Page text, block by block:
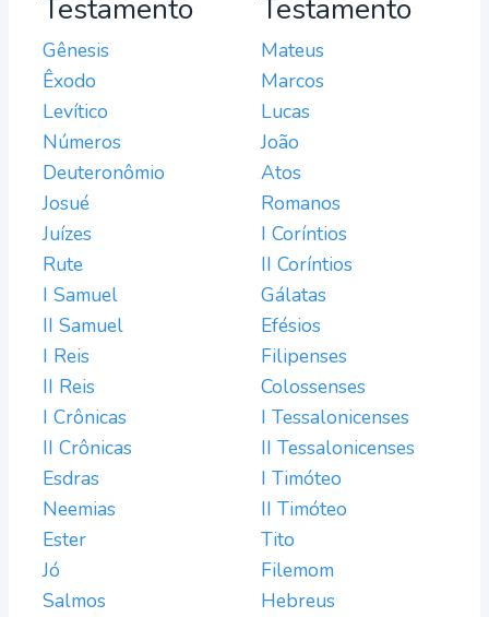
Testamento
Gênesis
Êxodo
Levítico
Números
Deuteronômio
Josué
Juízes
Rute
I Samuel
II Samuel
I Reis
II Reis
I Crônicas
II Crônicas
Esdras
Neemias
Ester
Jó
Salmos
Testamento
Mateus
Marcos
Lucas
João
Atos
Romanos
I Coríntios
II Coríntios
Gálatas
Efésios
Filipenses
Colossenses
I Tessalonicenses
II Tessalonicenses
I Timóteo
II Timóteo
Tito
Filemom
Hebreus